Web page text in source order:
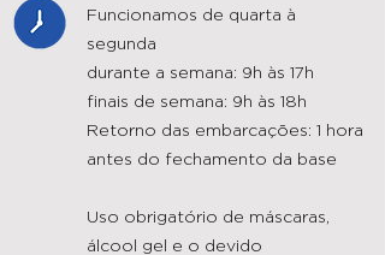
Funcionamos de quarta à
segunda
durante a semana: 9h às 17h
finais de semana: 9h às 18h
Retorno das embarcações: 1 hora
antes do fechamento da base
Uso obrigatório de máscaras,
álcool gel e o devido